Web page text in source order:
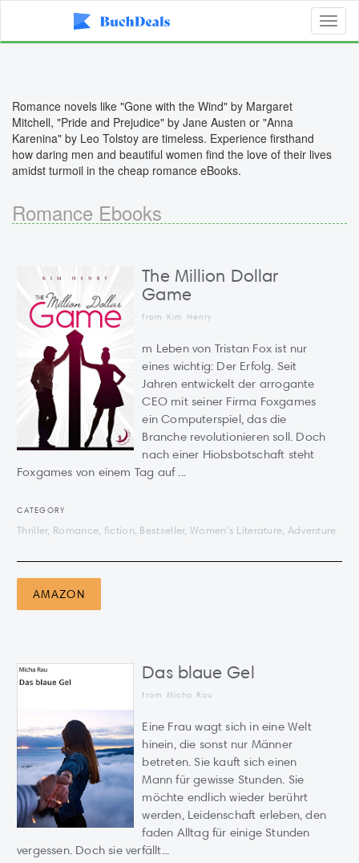
Romance novels like "Gone with the Wind" by Margaret
Mitchell, "Pride and Prejudice" by Jane Austen or "Anna
Karenina" by Leo Tolstoy are timeless. Experience firsthand
how daring men and beautiful women find the love of their lives
amidst turmoil in the cheap romance eBooks.
Romance Ebooks
The Million Dollar
Game
from Kim Henry
m Leben von Tristan Fox ist nur
eines wichtig: Der Erfolg. Seit
Jahren entwickelt der arrogante
CEO mit seiner Firma Foxgames
ein Computerspiel, das die
Branche revolutionieren soll. Doch
nach einer Hiobsbotschaft steht
Foxgames von einem Tag auf ...
CATEGORY
Thriller, Romance, fiction, Bestseller, Women's Literature, Adventure
AMAZON
Das blaue Gel
from Micha Rau
Eine Frau wagt sich in eine Welt
hinein, die sonst nur Männer
betreten. Sie kauft sich einen
Mann für gewisse Stunden. Sie
möchte endlich wieder berührt
werden, Leidenschaft erleben, den
faden Alltag für einige Stunden
vergessen. Doch sie verfällt...